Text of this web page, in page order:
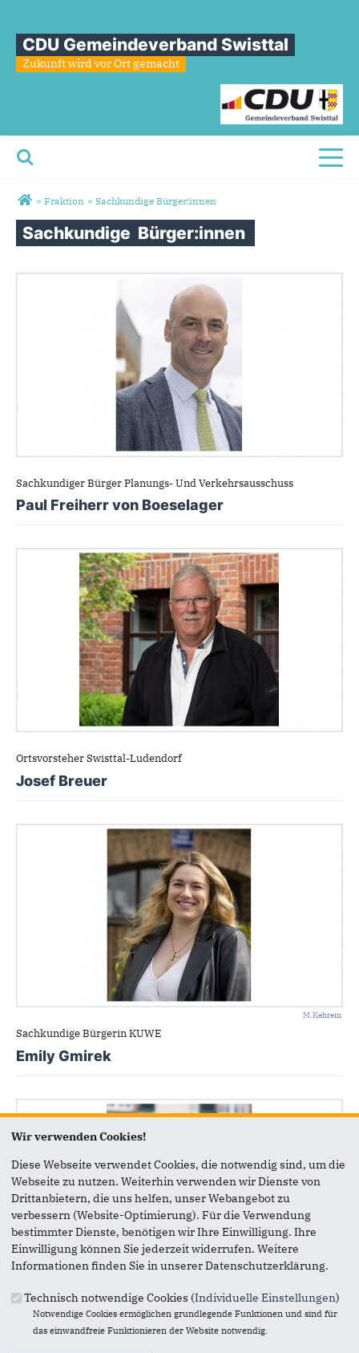
CDU Gemeindeverband Swisttal
Zukunft wird vor Ort gemacht
Sie sind hier
» Fraktion » Sachkundige Bürger:innen
Sachkundige Bürger:innen
Sachkundiger Bürger Planungs- Und Verkehrsausschuss
Paul Freiherr von Boeselager
Ortsvorsteher Swisttal-Ludendorf
Josef Breuer
M.Kehrein
Sachkundige Bürgerin KUWE
Emily Gmirek
Sachkundige Bürger CDU Swisttal
Jutta Brune
Wir verwenden Cookies!
Diese Webseite verwendet Cookies, die notwendig sind, um die
Webseite zu nutzen. Weiterhin verwenden wir Dienste von
Drittanbietern, die uns helfen, unser Webangebot zu
verbessern (Website-Optimierung). Für die Verwendung
bestimmter Dienste, benötigen wir Ihre Einwilligung. Ihre
Einwilligung können Sie jederzeit widerrufen. Weitere
Informationen finden Sie in unserer Datenschutzerklärung.
Technisch notwendige Cookies (Individuelle Einstellungen)
Notwendige Cookies ermöglichen grundlegende Funktionen und sind für
das einwandfreie Funktionieren der Website notwendig.